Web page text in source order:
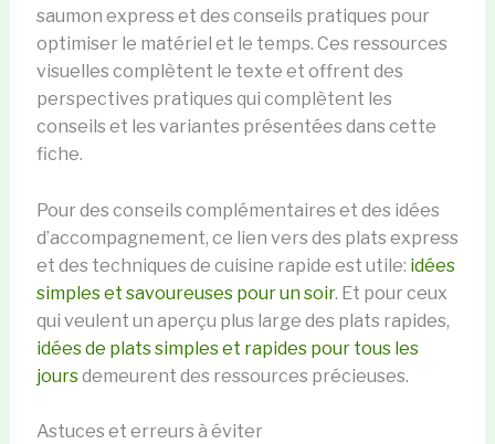
saumon express et des conseils pratiques pour
optimiser le matériel et le temps. Ces ressources
visuelles complètent le texte et offrent des
perspectives pratiques qui complètent les
conseils et les variantes présentées dans cette
fiche.
Pour des conseils complémentaires et des idées
d’accompagnement, ce lien vers des plats express
et des techniques de cuisine rapide est utile: idées
simples et savoureuses pour un soir. Et pour ceux
qui veulent un aperçu plus large des plats rapides,
idées de plats simples et rapides pour tous les
joursdemeurent des ressources précieuses.
Astuces et erreurs à éviter